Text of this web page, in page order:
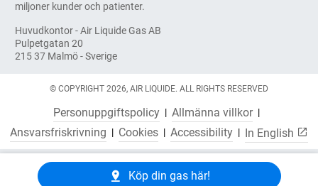
Köp din gas här!
miljoner kunder och patienter.
Huvudkontor - Air Liquide Gas AB
Pulpetgatan 20
215 37 Malmö - Sverige
© COPYRIGHT 2026, AIR LIQUIDE. ALL RIGHTS RESERVED
Personuppgiftspolicy
Allmänna villkor
Ansvarsfriskrivning
Cookies Accessibility In English